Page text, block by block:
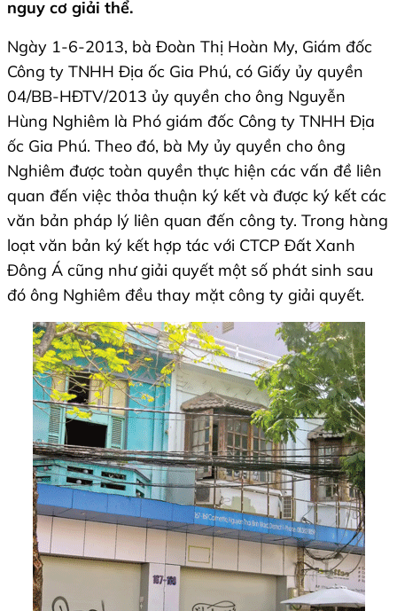
nguy cơ giải thể.
Ngày 1-6-2013, bà Đoàn Thị Hoàn My, Giám đốc
Công ty TNHH Địa ốc Gia Phú, có Giấy ủy quyền
04/BB-HĐTV/2013 ủy quyền cho ông Nguyễn
Hùng Nghiêm là Phó giám đốc Công ty TNHH Địa
ốc Gia Phú. Theo đó, bà My ủy quyền cho ông
Nghiêm được toàn quyền thực hiện các vấn đề liên
quan đến việc thỏa thuận ký kết và được ký kết các
văn bản pháp lý liên quan đến công ty. Trong hàng
loạt văn bản ký kết hợp tác với CTCP Đất Xanh
Đông Á cũng như giải quyết một số phát sinh sau
đó ông Nghiêm đều thay mặt công ty giải quyết.